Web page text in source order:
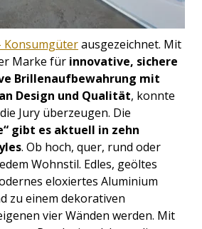
Konsumgüterausgezeichnet. Mit
Marke für innovative, sichere
Brillenaufbewahrung mit
Design und Qualität, konnte
Jury überzeugen. Die
gibt es aktuell in zehn
. Ob hoch, quer, rund oder
Wohnstil. Edles, geöltes
eloxiertes Aluminium
zu einem dekorativen
vier Wänden werden. Mit